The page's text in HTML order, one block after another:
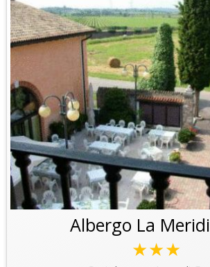
Albergo La
★★★